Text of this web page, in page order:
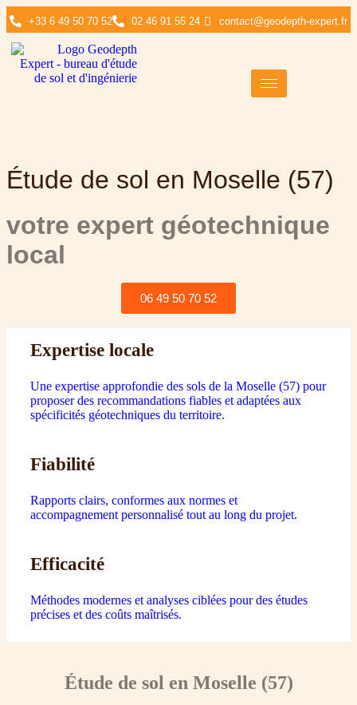
+33 6 49 50 70 52 02 46 91 55 24 contact@geodepth-expert.fr
Étude de sol en Moselle (57)
votre expert géotechnique
local
06 49 50 70 52
Expertise locale
Une expertise approfondie des sols de la Moselle (57) pour
proposer des recommandations fiables et adaptées aux
spécificités géotechniques du territoire.
Fiabilité
Rapports clairs, conformes aux normes et
accompagnement personnalisé tout au long du projet.
Efficacité
Méthodes modernes et analyses ciblées pour des études
précises et des coûts maîtrisés.
Étude de sol en Moselle (57)